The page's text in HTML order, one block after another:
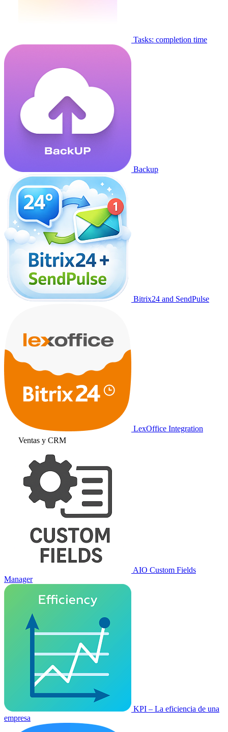
Tasks: completion time
Backup
Bitrix24 and SendPulse
LexOffice Integration
Ventas y CRM
AIO Custom Fields
Manager
KPI – La eficiencia de una
empresa